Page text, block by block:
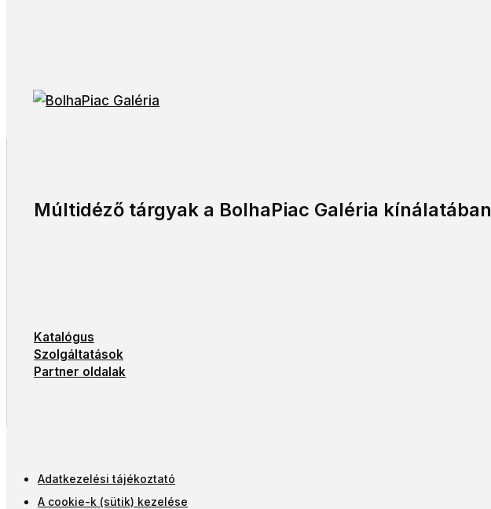
Múltidéző tárgyak a BolhaPiac Galéria kínálatában
Katalógus
Szolgáltatások
Partner oldalak
Adatkezelési tájékoztató
A cookie-k (sütik) kezelése